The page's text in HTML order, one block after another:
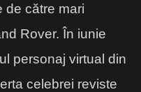
de către mari
Rover. În iunie
personaj virtual din
celebrei reviste